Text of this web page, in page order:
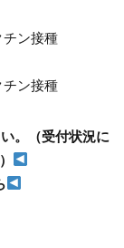
ン接種
ン接種
。（受付状況に